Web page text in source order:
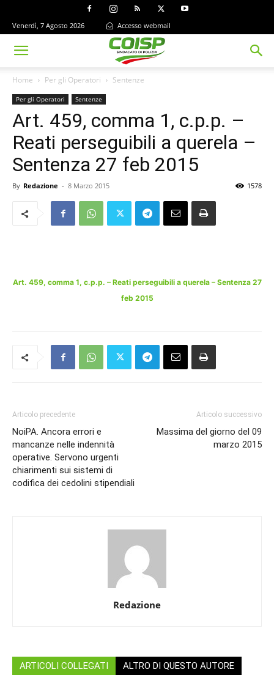
Venerdì, 7 Agosto 2026 Accesso webmail
Home Per gli Operatori Sentenze
Per gli Operatori Sentenze
Art. 459, comma 1, c.p.p. –
Reati perseguibili a querela –
Sentenza 27 feb 2015
By Redazione - 8 Marzo 2015 1578
Art. 459, comma 1, c.p.p. – Reati perseguibili a querela – Sentenza 27
feb 2015
Articolo precedente
NoiPA. Ancora errori e
mancanze nelle indennità
operative. Servono urgenti
chiarimenti sui sistemi di
codifica dei cedolini stipendiali
Articolo successivo
Massima del giorno del 09
marzo 2015
Redazione
ARTICOLI COLLEGATI ALTRO DI QUESTO AUTORE